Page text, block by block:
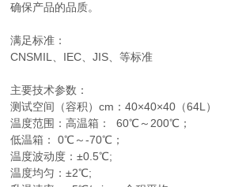
确保产品的品质。
满足标准：
CNSMIL、IEC、JIS、等标准
主要技术参数：
测试空间（容积）cm：40×40×40（64L）
温度范围：高温箱： 60℃～200℃；
低温箱： 0℃～-70℃；
温度波动度：±0.5℃;
温度均匀：±2℃;